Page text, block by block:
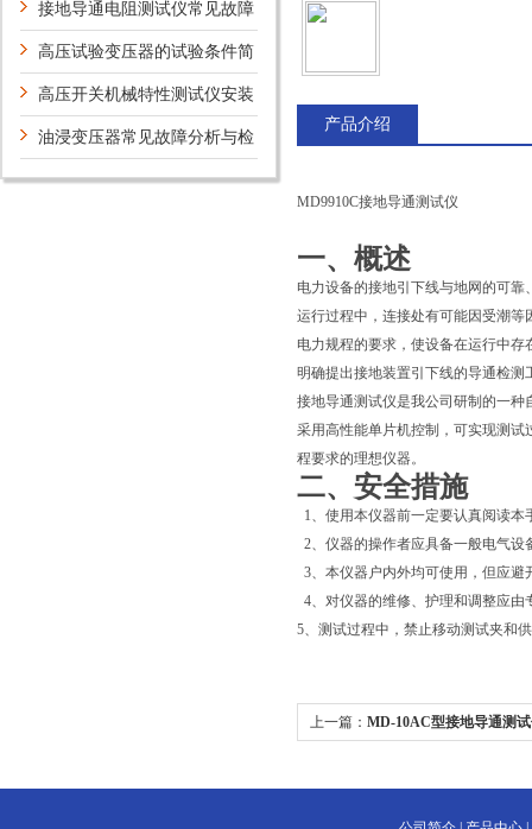
用方法
接地导通电阻测试仪常见故障
及排除方法
高压试验变压器的试验条件简
析 高压开关机械特性测试仪安装
要求你知道多少？
油浸变压器常见故障分析与检
测技术
产品介绍
MD9910C接地导通测试仪
一、概述
电力设备的接地引下线与地网的可
运行过程中，连接处有可能因受潮
电力规程的要求，使设备在运行中
明确提出接地装置引下线的导通检测
接地导通测试仪是我公司研制的一
采用高性能单片机控制，可实现测
程要求的理想仪器。
二、安全措施
1、使用本仪器前一定要认真阅读本
2、仪器的操作者应具备一般电气设
3、本仪器户内外均可使用，但应
4、对仪器的维修、护理和调整应由
5、测试过程中，禁止移动测试夹和
上一篇： MD-10AC型接地导通测